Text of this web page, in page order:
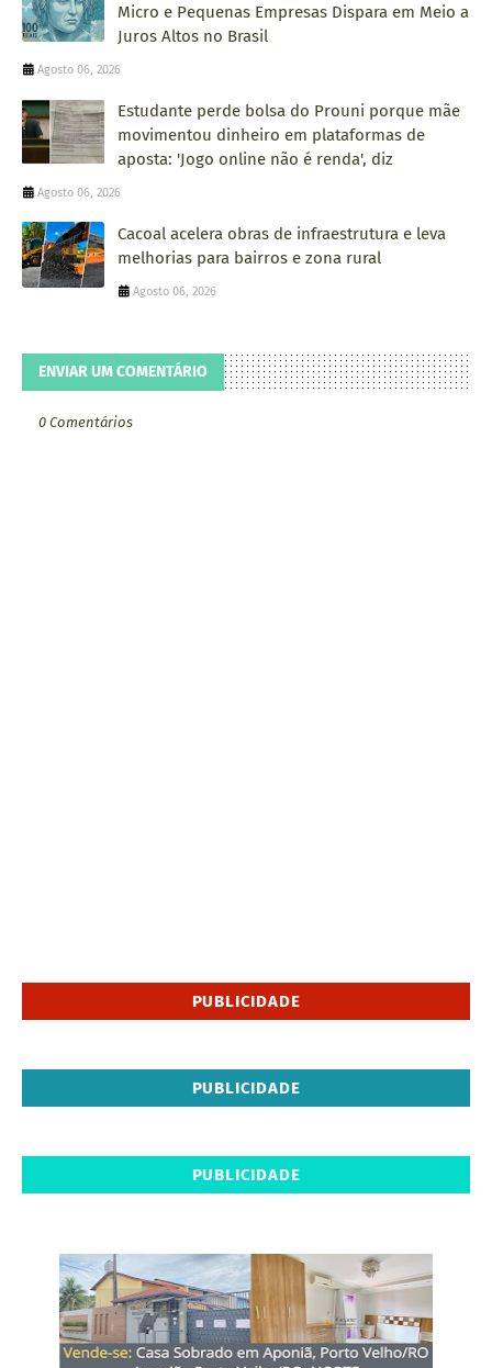
Micro e Pequenas Empresas Dispara em Meio a
Juros Altos no Brasil
Agosto 06, 2026
Estudante perde bolsa do Prouni porque mãe
movimentou dinheiro em plataformas de
aposta: 'Jogo online não é renda', diz
Agosto 06, 2026
Cacoal acelera obras de infraestrutura e leva
melhorias para bairros e zona rural
Agosto 06, 2026
ENVIAR UM COMENTÁRIO
0 Comentários
PUBLICIDADE
PUBLICIDADE
PUBLICIDADE